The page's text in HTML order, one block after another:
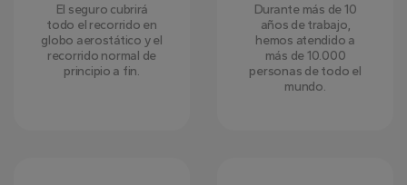
El seguro cubrirá
todo el recorrido en
globo aerostático y el
recorrido normal de
principio a fin.
Durante más de 10
años de trabajo,
hemos atendido a
más de 10.000
personas de todo el
mundo.